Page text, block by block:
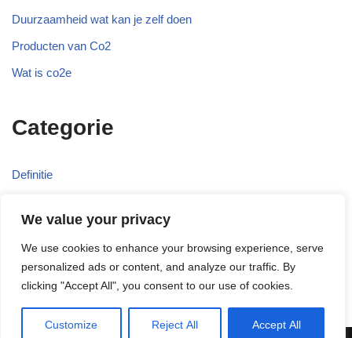
We value your privacy
We use cookies to enhance your browsing experience, serve
personalized ads or content, and analyze our traffic. By
clicking "Accept All", you consent to our use of cookies.
Customize Reject All Accept All
Duurzaamheid wat kan je zelf doen
Producten van Co2
Wat is co2e
Categorie
Definitie
Recyclen
Wetgeving